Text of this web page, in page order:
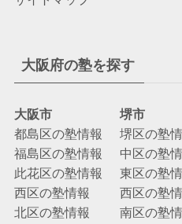
大阪府の塾を探す
大阪市
都島区の塾情報
福島区の塾情報
此花区の塾情報
西区の塾情報
北区の塾情報
堺市
堺区の塾
中区の塾
東区の塾
西区の塾
南区の塾